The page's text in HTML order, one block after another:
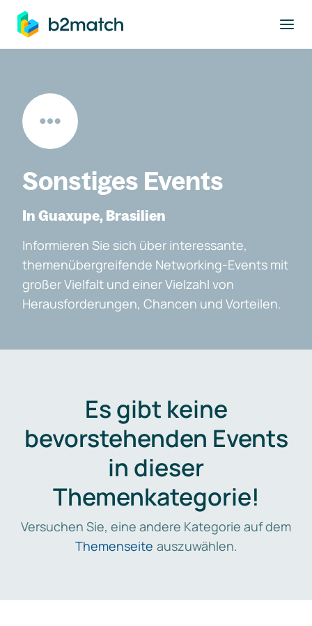
springen
Sonstiges Events
In Guaxupe, Brasilien
Informieren Sie sich über interessante,
themenübergreifende Networking-Events mit
großer Vielfalt und einer Vielzahl von
Herausforderungen, Chancen und Vorteilen.
Es gibt keine
bevorstehenden Events
in dieser
Themenkategorie!
Versuchen Sie, eine andere Kategorie auf dem
Themenseite auszuwählen.